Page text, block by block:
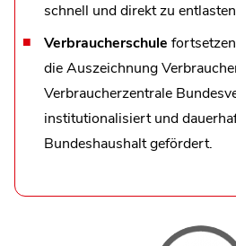
schnell und direkt zu
Verbraucherschule
die Auszeichnung
Verbraucherzentrale
institutionalisiert und
Bundeshaushalt gefördert.